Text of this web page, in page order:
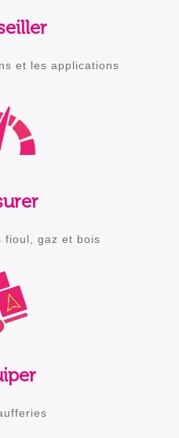
et les applications
fioul, gaz et bois